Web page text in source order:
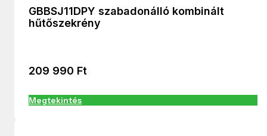
GBBSJ11DPY szabadonálló kombinált
hűtőszekrény
209 990 Ft
Megtekintés